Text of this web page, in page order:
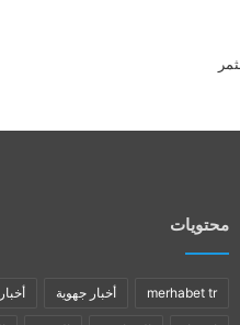
محتويات
merhabet tr أخبار جهوية